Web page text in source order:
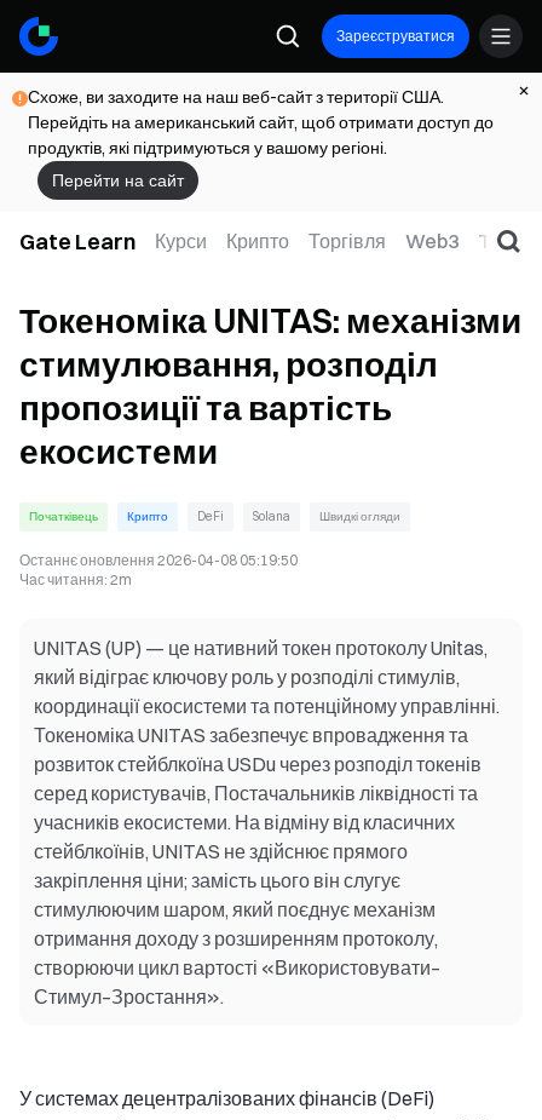
Зареєструватися
Схоже, ви заходите на наш веб-сайт з території США.
Перейдіть на американський сайт, щоб отримати доступ до
продуктів, які підтримуються у вашому регіоні.
Перейти на сайт
Gate Learn Курси Крипто Торгівля Web3 TradFi
Токеноміка UNITAS: механізми
стимулювання, розподіл
пропозиції та вартість
екосистеми
Початківець Крипто DeFi Solana Швидкі огляди
Останнє оновлення 2026-04-08 05:19:50
Час читання: 2m
UNITAS (UP) — це нативний токен протоколу Unitas,
який відіграє ключову роль у розподілі стимулів,
координації екосистеми та потенційному управлінні.
Токеноміка UNITAS забезпечує впровадження та
розвиток стейблкоїна USDu через розподіл токенів
серед користувачів, Постачальників ліквідності та
учасників екосистеми. На відміну від класичних
стейблкоїнів, UNITAS не здійснює прямого
закріплення ціни; замість цього він слугує
стимулюючим шаром, який поєднує механізм
отримання доходу з розширенням протоколу,
створюючи цикл вартості «Використовувати–
Стимул–Зростання».
У системах децентралізованих фінансів (DeFi)